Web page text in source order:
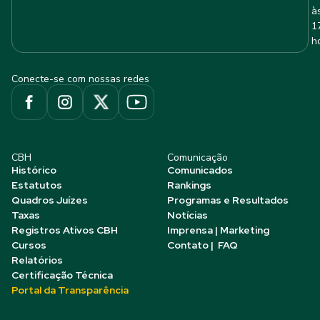
Conecte-se com nossas redes
CBH
Histórico
Estatutos
Quadros Juízes
Taxas
Registros Ativos CBH
Cursos
Relatórios
Certificação Técnica
Portal da Transparência
Comunicação
Comunicados
Rankings
Programas e Resultados
Notícias
Imprensa | Marketing
Contato | FAQ